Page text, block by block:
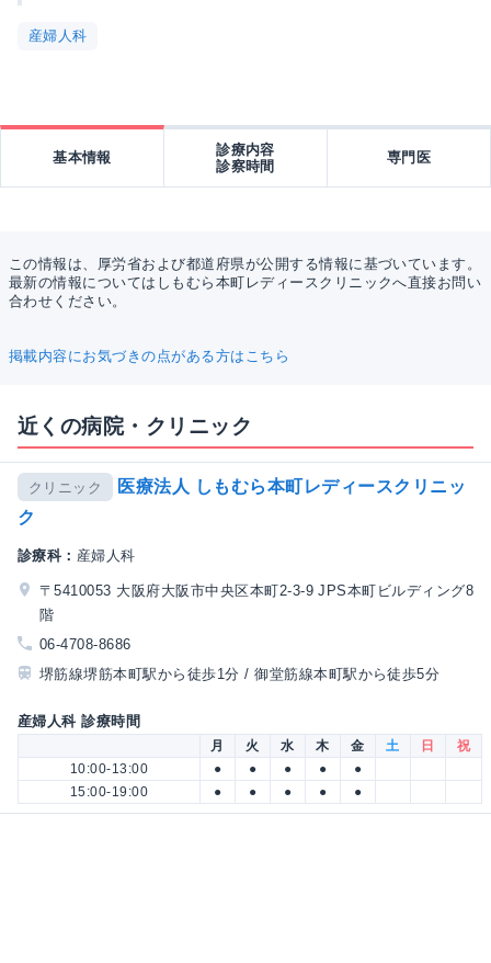
産婦人科
基本情報
診療内容
診察時間
専門医
この情報は、厚労省および都道府県が公開する情報に基づいています。
最新の情報についてはしもむら本町レディースクリニックへ直接お問い
合わせください。
掲載内容にお気づきの点がある方はこちら
近くの病院・クリニック
クリニック
医療法人 しもむら本町レディースクリニッ
ク
診療科： 産婦人科
〒5410053 大阪府大阪市中央区本町2-3-9 JPS本町ビルディング8
階
06-4708-8686
堺筋線堺筋本町駅から徒歩1分 / 御堂筋線本町駅から徒歩5分
産婦人科 診療時間
月 火 水 木 金 土 日
祝
10:00-13:00
● ● ● ●
●
15:00-19:00
● ● ● ● ●